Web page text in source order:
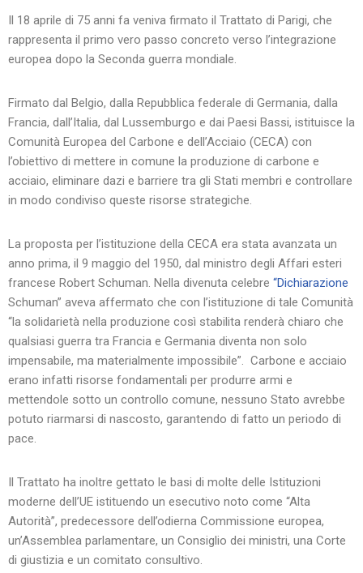
Il 18 aprile di 75 anni fa veniva firmato il Trattato di Parigi, che
rappresenta il primo vero passo concreto verso l’integrazione
europea dopo la Seconda guerra mondiale.
Firmato dal Belgio, dalla Repubblica federale di Germania, dalla
Francia, dall’Italia, dal Lussemburgo e dai Paesi Bassi, istituisce la
Comunità Europea del Carbone e dell’Acciaio (CECA) con
l’obiettivo di mettere in comune la produzione di carbone e
acciaio, eliminare dazi e barriere tra gli Stati membri e controllare
in modo condiviso queste risorse strategiche.
La proposta per l’istituzione della CECA era stata avanzata un
anno prima, il 9 maggio del 1950, dal ministro degli Affari esteri
francese Robert Schuman. Nella divenuta celebre “Dichiarazione
Schuman” aveva affermato che con l’istituzione di tale Comunità
“la solidarietà nella produzione così stabilita renderà chiaro che
qualsiasi guerra tra Francia e Germania diventa non solo
impensabile, ma materialmente impossibile”. Carbone e acciaio
erano infatti risorse fondamentali per produrre armi e
mettendole sotto un controllo comune, nessuno Stato avrebbe
potuto riarmarsi di nascosto, garantendo di fatto un periodo di
pace.
Il Trattato ha inoltre gettato le basi di molte delle Istituzioni
moderne dell’UE istituendo un esecutivo noto come “Alta
Autorità”, predecessore dell’odierna Commissione europea,
un’Assemblea parlamentare, un Consiglio dei ministri, una Corte
di giustizia e un comitato consultivo.